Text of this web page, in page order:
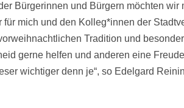
Bürgerinnen und Bürgern möchten
mich und den Kolleg*innen der
Tradition und
gerne helfen und anderen eine
wichtiger denn je“, so Edelgard